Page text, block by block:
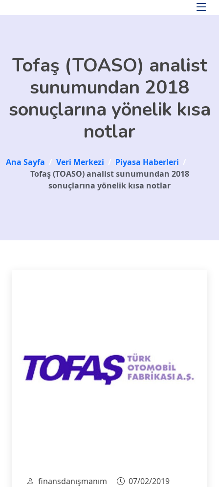
Tofaş (TOASO) analist
sunumundan 2018
sonuçlarına yönelik kısa
notlar
Ana Sayfa / Veri Merkezi / Piyasa Haberleri /
Tofaş (TOASO) analist sunumundan 2018
sonuçlarına yönelik kısa notlar
finansdanışmanım
07/02/2019